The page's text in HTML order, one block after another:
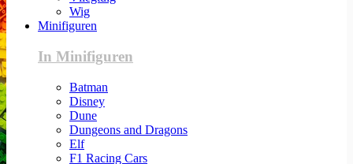
Wig
Minifiguren
In Minifiguren
Batman
Disney
Dune
Dungeons and Dragons
Elf
F1 Racing Cars